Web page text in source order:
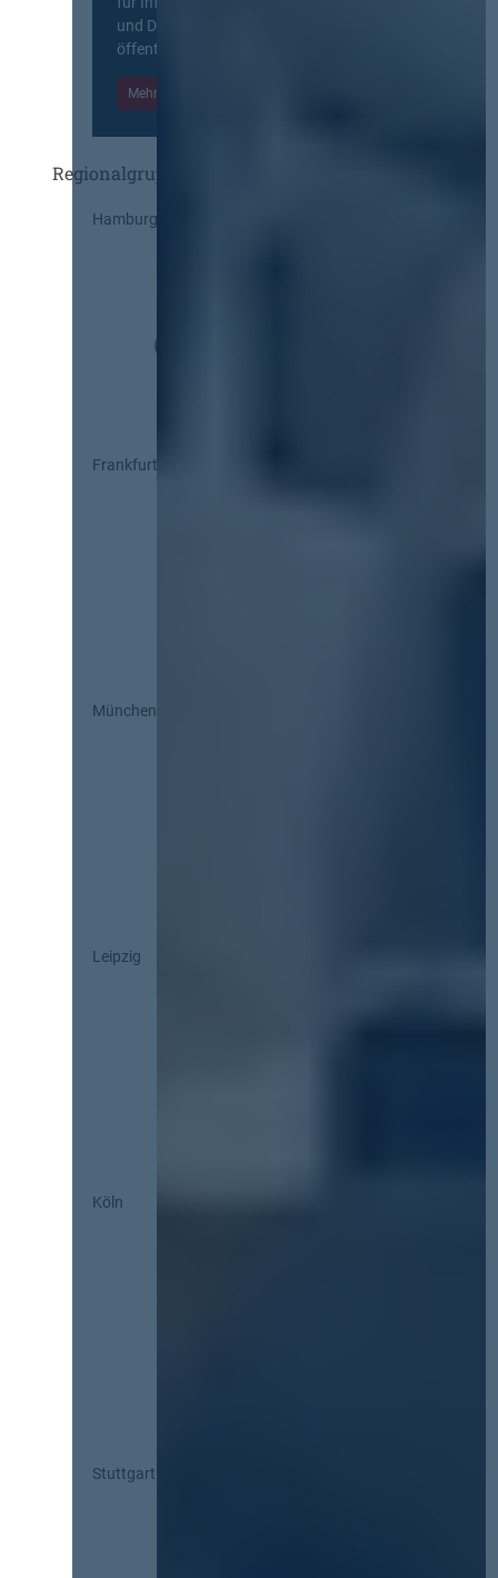
und Diskurs zwischen allen am
öffentlichen Markt beteiligten Kräften.
Mehr Informationen
Regionalgruppen
Hamburg
Frankfurt
München
Leipzig
Köln
Stuttgart